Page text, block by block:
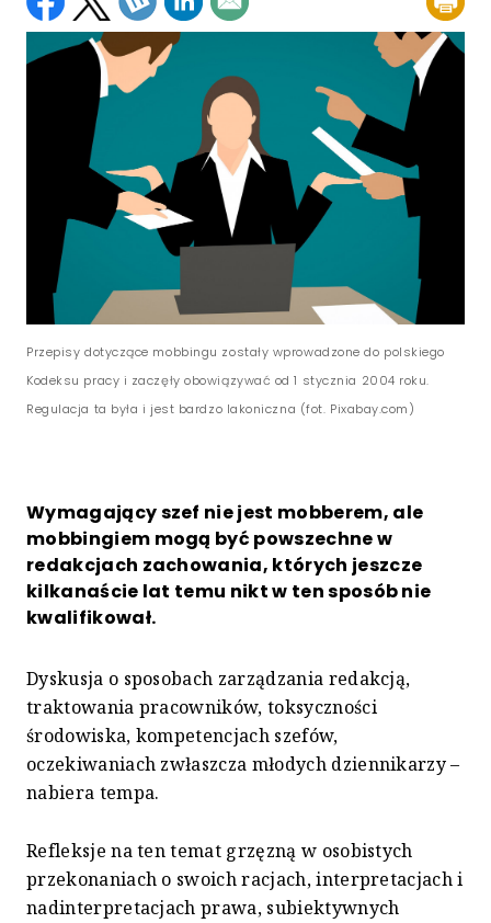
Przepisy dotyczące mobbingu zostały wprowadzone do polskiego
Kodeksu pracy i zaczęły obowiązywać od 1 stycznia 2004 roku.
Regulacja ta była i jest bardzo lakoniczna (fot. Pixabay.com)
Wymagający szef nie jest mobberem, ale
mobbingiem mogą być powszechne w
redakcjach zachowania, których jeszcze
kilkanaście lat temu nikt w ten sposób nie
kwalifikował.
Dyskusja o sposobach zarządzania redakcją,
traktowania pracowników, toksyczności
środowiska, kompetencjach szefów,
oczekiwaniach zwłaszcza młodych dziennikarzy –
nabiera tempa.
Refleksje na ten temat grzęzną w osobistych
przekonaniach o swoich racjach, interpretacjach i
nadinterpretacjach prawa, subiektywnych